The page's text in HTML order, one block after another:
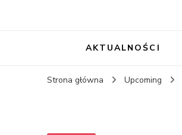
AKTUALNOŚCI
Strona główna Upcoming